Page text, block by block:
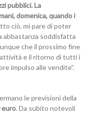
pubblici. La
domenica, quando i
ciò, mi pare di poter
abbastanza soddisfatta
che il prossimo fine
attività e il ritorno di tutti i
impulso alle vendite”.
le previsioni della
euro. Da subito notevoli